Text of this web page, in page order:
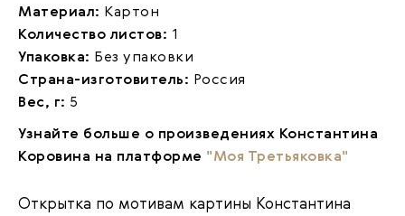
Материал: Картон
Количество листов: 1
Упаковка: Без упаковки
Страна-изготовитель: Россия
Вес, г: 5
Узнайте больше о произведениях Константина
Коровина на платформе "Моя Третьяковка"
Открытка по мотивам картины Константина